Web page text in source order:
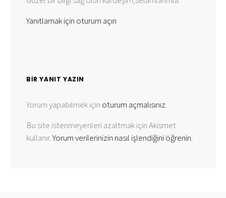
Yanıtlamak için oturum açın
BIR YANIT YAZIN
Yorum yapabilmek için oturum açmalısınız.
Bu site istenmeyenleri azaltmak için Akismet
kullanır.Yorum verilerinizin nasıl işlendiğini öğrenin.